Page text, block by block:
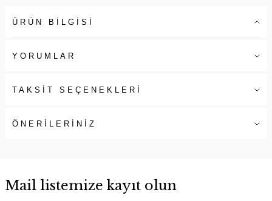
ÜRÜN BİLGİSİ
YORUMLAR
TAKSİT SEÇENEKLERİ
ÖNERİLERİNİZ
Mail listemize kayıt olun